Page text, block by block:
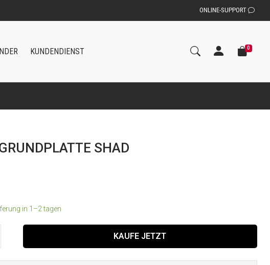
ONLINE-SUPPORT
KUNDENDIENST 0
SHAD
in 1–2 tagen
KAUFE JETZT